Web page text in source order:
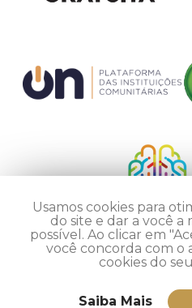
Usamos cookies para
do site e dar a você
possível. Ao clicar em
você concorda com o
cookies do
Saiba Mais